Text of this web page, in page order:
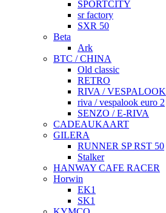
SPORTCITY
sr factory
SXR 50
Beta
Ark
BTC / CHINA
Old classic
RETRO
RIVA / VESPALOOK
riva / vespalook euro 2
SENZO / E-RIVA
CADEAUKAART
GILERA
RUNNER SP RST 50
Stalker
HANWAY CAFE RACER
Horwin
EK1
SK1